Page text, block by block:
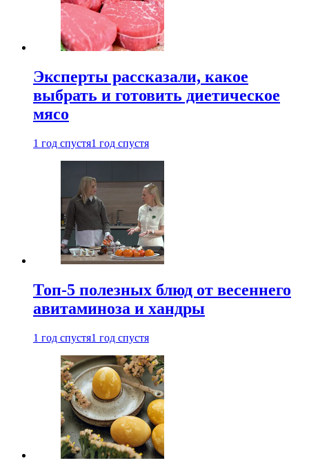
Эксперты рассказали, какое
выбрать и готовить диетическое
мясо
1 год спустя1 год спустя
Топ-5 полезных блюд от весеннего
авитаминоза и хандры
1 год спустя1 год спустя